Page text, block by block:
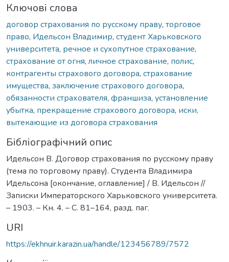
Ключові слова
договор страхования по русскому праву, торговое
право, Идельсон Владимир, студент Харьковского
университета, речное и сухопутное страхование,
страхование от огня, личное страхование, полис,
контрагенты страхового договора, страхование
имущества, заключение страхового договора,
обязанности страхователя, франшиза, установление
убытка, прекращение страхового договора, иски,
вытекающие из договора страхования
Бібліографічний опис
Идельсон В. Договор страхования по русскому праву
(тема по торговому праву). Студента Владимира
Идельсона [окончание, оглавление] / В. Идельсон //
Записки Императорского Харьковского университета.
– 1903. – Кн. 4. – С. 81–164, разд. паг.
URI
https://ekhnuir.karazin.ua/handle/123456789/7572